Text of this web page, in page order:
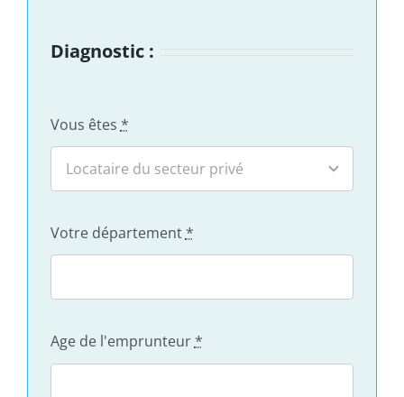
Diagnostic :
Vous êtes *
Votre département *
Age de l'emprunteur *